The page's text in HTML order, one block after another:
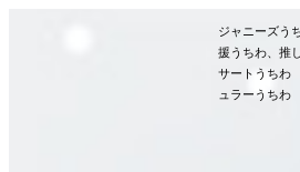
ジャニーズ
援うちわ、推
サートうちわ
ュラーうちわ